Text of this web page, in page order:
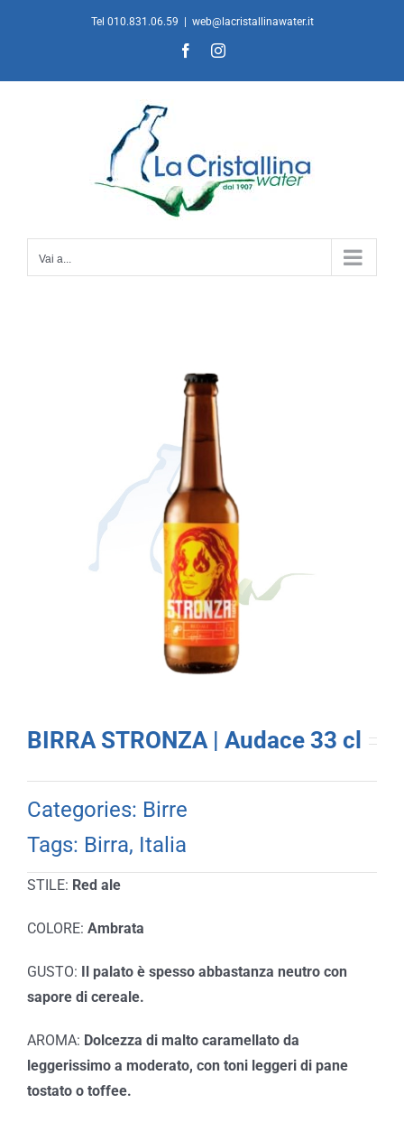
Tel 010.831.06.59 web@lacristallinawater.it
FacebookInstagram
Vai a...
BIRRA STRONZA | Audace 33 cl
Categories: Birre
Tags: Birra, Italia
STILE: Red ale
COLORE: Ambrata
GUSTO:
Il palato è spesso abbastanza neutro con
sapore di cereale.
AROMA: Dolcezza di malto caramellato da
leggerissimo a moderato, con toni leggeri di pane
tostato o toffee.